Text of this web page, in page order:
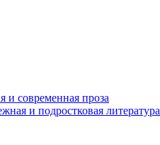
и современная проза
и подростковая литература